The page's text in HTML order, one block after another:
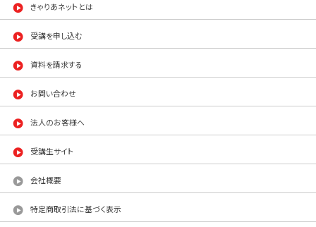
きゃりあネットとは
受講を申し込む
資料を請求する
お問い合わせ
法人のお客様へ
受講生サイト
会社概要
特定商取引法に基づく表示